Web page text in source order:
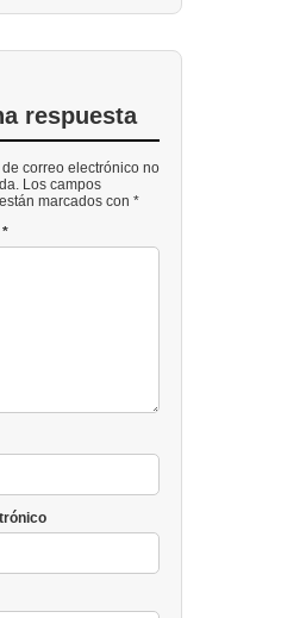
respuesta
correo electrónico no
Los campos
marcados con *
*